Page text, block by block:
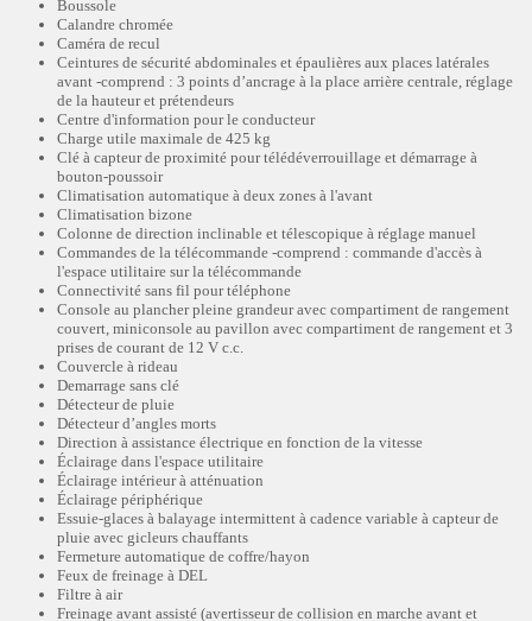
Boussole
Calandre chromée
Caméra de recul
Ceintures de sécurité abdominales et épaulières aux places latérales
avant -comprend : 3 points d’ancrage à la place arrière centrale, réglage
de la hauteur et prétendeurs
Centre d'information pour le conducteur
Charge utile maximale de 425 kg
Clé à capteur de proximité pour télédéverrouillage et démarrage à
bouton-poussoir
Climatisation automatique à deux zones à l'avant
Climatisation bizone
Colonne de direction inclinable et télescopique à réglage manuel
Commandes de la télécommande -comprend : commande d'accès à
l'espace utilitaire sur la télécommande
Connectivité sans fil pour téléphone
Console au plancher pleine grandeur avec compartiment de rangement
couvert, miniconsole au pavillon avec compartiment de rangement et 3
prises de courant de 12 V c.c.
Couvercle à rideau
Demarrage sans clé
Détecteur de pluie
Détecteur d’angles morts
Direction à assistance électrique en fonction de la vitesse
Éclairage dans l'espace utilitaire
Éclairage intérieur à atténuation
Éclairage périphérique
Essuie-glaces à balayage intermittent à cadence variable à capteur de
pluie avec gicleurs chauffants
Fermeture automatique de coffre/hayon
Feux de freinage à DEL
Filtre à air
Freinage avant assisté (avertisseur de collision en marche avant et